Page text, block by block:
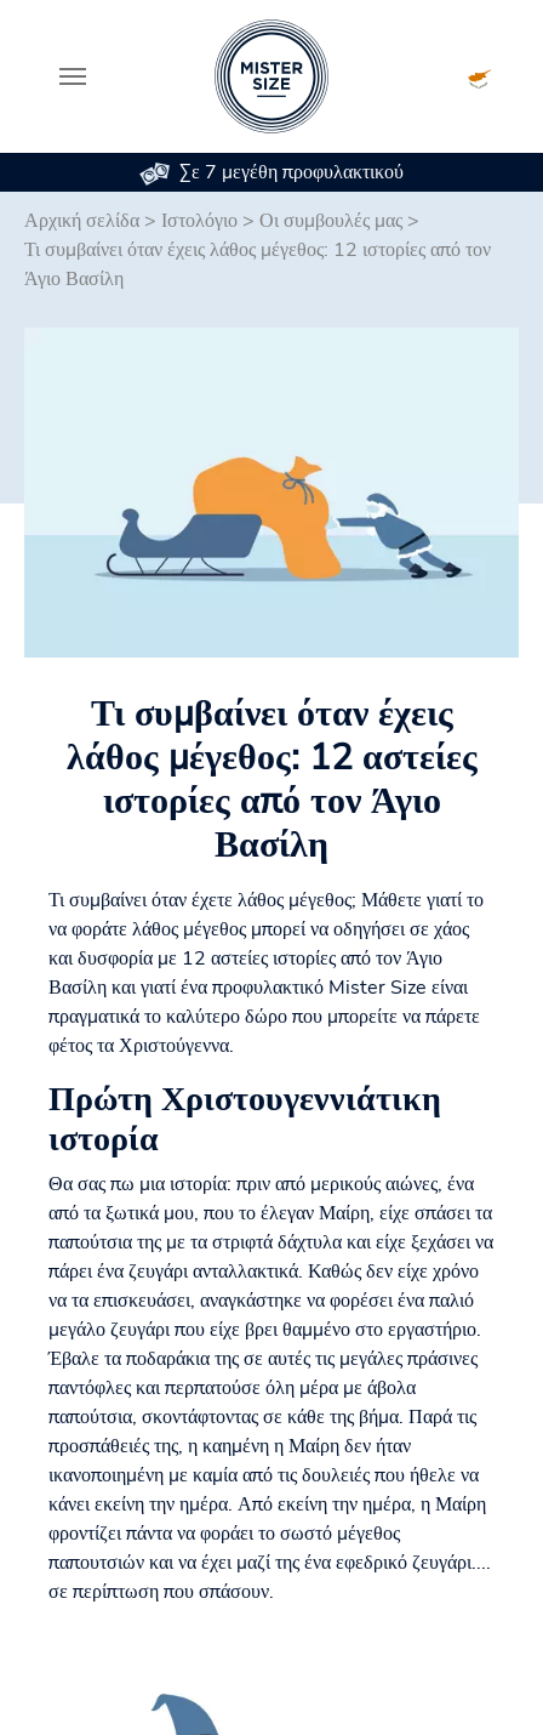
Σε 7 μεγέθη προφυλακτικού
Αρχική σελίδα > Ιστολόγιο > Οι συμβουλές μας >
Τι συμβαίνει όταν έχεις λάθος μέγεθος: 12 ιστορίες από τον
Άγιο Βασίλη
Τι συμβαίνει όταν έχεις
λάθος μέγεθος: 12 αστείες
ιστορίες από τον Άγιο
Βασίλη
Τι συμβαίνει όταν έχετε λάθος μέγεθος; Μάθετε γιατί το
να φοράτε λάθος μέγεθος μπορεί να οδηγήσει σε χάος
και δυσφορία με 12 αστείες ιστορίες από τον Άγιο
Βασίλη και γιατί ένα προφυλακτικό Mister Size είναι
πραγματικά το καλύτερο δώρο που μπορείτε να πάρετε
φέτος τα Χριστούγεννα.
Πρώτη Χριστουγεννιάτικη
ιστορία
Θα σας πω μια ιστορία: πριν από μερικούς αιώνες, ένα
από τα ξωτικά μου, που το έλεγαν Μαίρη, είχε σπάσει τα
παπούτσια της με τα στριφτά δάχτυλα και είχε ξεχάσει να
πάρει ένα ζευγάρι ανταλλακτικά. Καθώς δεν είχε χρόνο
να τα επισκευάσει, αναγκάστηκε να φορέσει ένα παλιό
μεγάλο ζευγάρι που είχε βρει θαμμένο στο εργαστήριο.
Έβαλε τα ποδαράκια της σε αυτές τις μεγάλες πράσινες
παντόφλες και περπατούσε όλη μέρα με άβολα
παπούτσια, σκοντάφτοντας σε κάθε της βήμα. Παρά τις
προσπάθειές της, η καημένη η Μαίρη δεν ήταν
ικανοποιημένη με καμία από τις δουλειές που ήθελε να
κάνει εκείνη την ημέρα. Από εκείνη την ημέρα, η Μαίρη
φροντίζει πάντα να φοράει το σωστό μέγεθος
παπουτσιών και να έχει μαζί της ένα εφεδρικό ζευγάρι....
σε περίπτωση που σπάσουν.